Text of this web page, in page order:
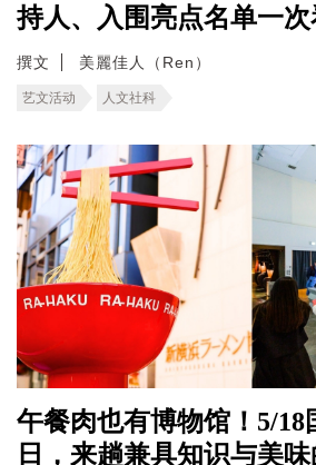
持人、入围亮点名单一次
撰文 美麗佳人（Ren）
艺文活动 人文社科
午餐肉也有博物馆！5/18
日，来趟兼具知识与美